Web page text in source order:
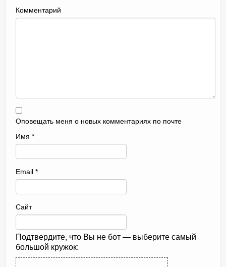
Комментарий
Оповещать меня о новых комментариях по почте
Имя *
Email *
Сайт
Подтвердите, что Вы не бот — выберите самый
большой кружок: